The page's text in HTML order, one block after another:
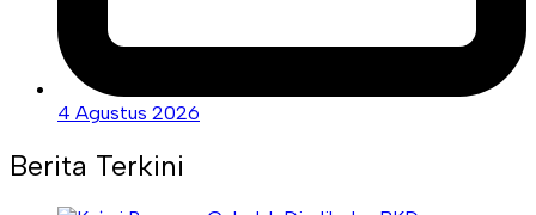
4 Agustus 2026
Berita Terkini